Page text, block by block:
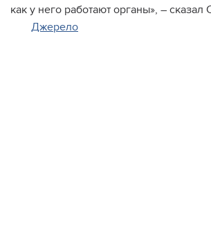
как у него работают органы», – сказал
Джерело